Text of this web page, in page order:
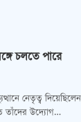
চলতে পারে
নেতৃত্ব দিয়েছিলেন
তাঁদের উদ্যোগ…